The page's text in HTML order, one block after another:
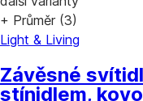
+ Průměr (3)
Light & Living
Závěsné
stínidlem,